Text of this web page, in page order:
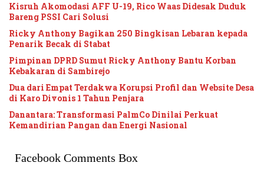
Kisruh Akomodasi AFF U-19, Rico Waas Didesak Duduk
Bareng PSSI Cari Solusi
Ricky Anthony Bagikan 250 Bingkisan Lebaran kepada
Penarik Becak di Stabat
Pimpinan DPRD Sumut Ricky Anthony Bantu Korban
Kebakaran di Sambirejo
Dua dari Empat Terdakwa Korupsi Profil dan Website Desa
di Karo Divonis 1 Tahun Penjara
Danantara: Transformasi PalmCo Dinilai Perkuat
Kemandirian Pangan dan Energi Nasional
Facebook Comments Box